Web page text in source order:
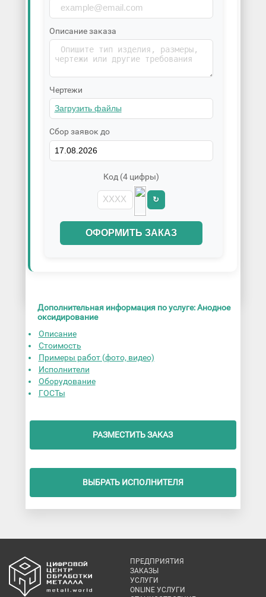
Описание заказа
Чертежи
Сбор заявок до
Код (4 цифры)
↻
ОФОРМИТЬ ЗАКАЗ
Дополнительная информация по услуге: Анодное
оксидирование
Описание
Стоимость
Примеры работ (фото, видео)
Исполнители
Оборудование
ГОСТы
РАЗМЕСТИТЬ ЗАКАЗ
ВЫБРАТЬ ИСПОЛНИТЕЛЯ
ПРЕДПРИЯТИЯ
ЗАКАЗЫ
УСЛУГИ
ONLINE УСЛУГИ